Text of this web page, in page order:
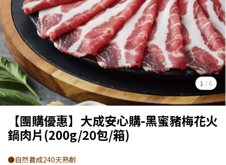
1 /6
【團購優惠】大成安心購-黑蜜豬梅花火
鍋肉片(200g/20包/箱)
●自然養成240天熟齡